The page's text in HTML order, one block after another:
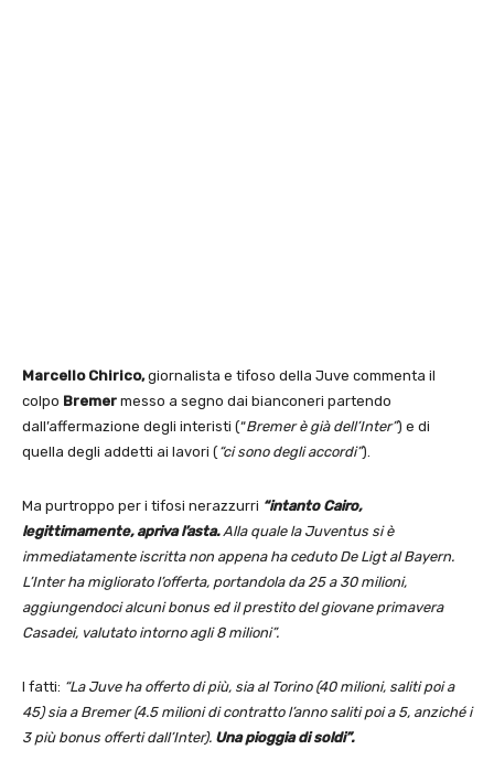
Marcello Chirico,giornalista e tifoso della Juve commenta il
colpo Bremer messo a segno dai bianconeri partendo
dall’affermazione degli interisti (“Bremer è già dell’Inter”) e di
quella degli addetti ai lavori (“ci sono degli accordi”).
Ma purtroppo per i tifosi nerazzurri “intanto Cairo,
legittimamente, apriva l’asta.Alla quale la Juventus si è
immediatamente iscritta non appena ha ceduto De Ligt al Bayern.
L’Inter ha migliorato l’offerta, portandola da 25 a 30 milioni,
aggiungendoci alcuni bonus ed il prestito del giovane primavera
Casadei, valutato intorno agli 8 milioni”.
I fatti: “La Juve ha offerto di più, sia al Torino (40 milioni, saliti poi a
45) sia a Bremer (4.5 milioni di contratto l’anno saliti poi a 5, anziché i
3 più bonus offerti dall’Inter). Una pioggia di soldi”.